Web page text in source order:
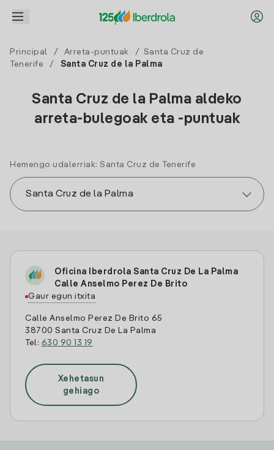
Principal / Arreta-puntuak / Santa Cruz de
Tenerife
/ Santa Cruz de la Palma
Santa Cruz de la Palma aldeko
arreta-bulegoak eta -puntuak
Hemengo udalerriak: Santa Cruz de Tenerife
Oficina Iberdrola Santa Cruz De La Palma
Calle Anselmo Perez De Brito
Gaur egun itxita
Calle Anselmo Perez De Brito 65
38700 Santa Cruz De La Palma
Tel: 630 90 13 19
Xehetasun
gehiago